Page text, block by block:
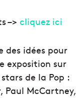
–> cliquez ici
des idées pour
exposition sur
de la Pop :
Paul McCartney,